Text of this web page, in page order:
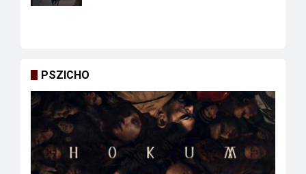
PSZICHO